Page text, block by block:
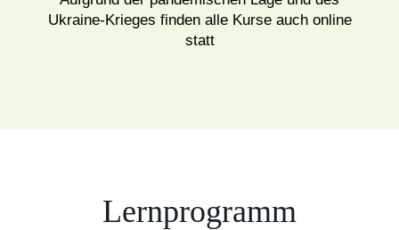
Ukraine-Krieges finden alle Kurse auch online
statt
Lernprogramm